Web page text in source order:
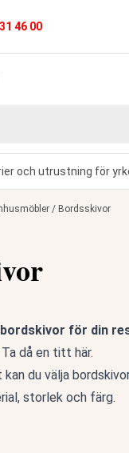
46 00
och utrustning för
/ Bordsskivor
bordskivor för din
då en titt här.
du välja
storlek och färg.